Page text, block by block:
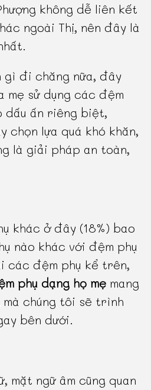
không dễ liên kết
ngoài Thị, nên đây là
gì đi chăng nữa, đây
mẹ sử dụng các đệm
dấu ấn riêng biệt,
chọn lựa quá khó khăn,
là giải pháp an toàn,
khác ở đây (18%) bao
nào khác với đệm phụ
các đệm phụ kể trên,
phụ dạng họ mẹ mang
chúng tôi sẽ trình
bên dưới.
mặt ngữ âm cũng quan